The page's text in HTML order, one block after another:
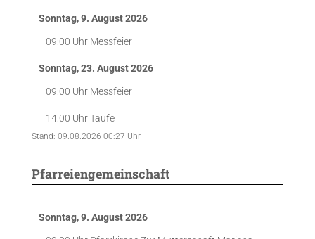
Sonntag, 9. August 2026
09:00 Uhr Messfeier
Sonntag, 23. August 2026
09:00 Uhr Messfeier
14:00 UhrTaufe
Stand: 09.08.2026 00:27 Uhr
Pfarreiengemeinschaft
Sonntag, 9. August 2026